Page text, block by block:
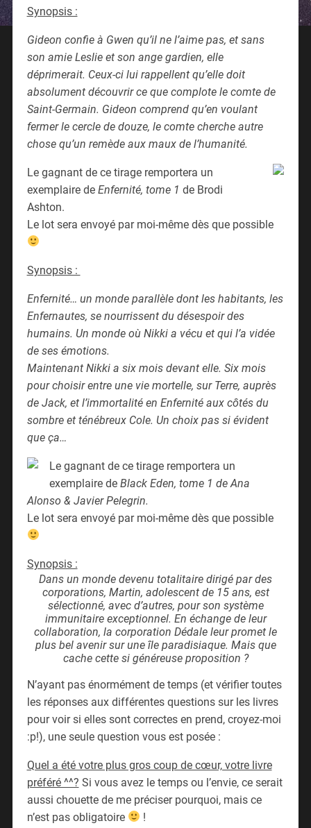
Synopsis :
Gideon confie à Gwen qu’il ne l’aime pas, et sans
son amie Leslie et son ange gardien, elle
déprimerait. Ceux-ci lui rappellent qu’elle doit
absolument découvrir ce que complote le comte de
Saint-Germain. Gideon comprend qu’en voulant
fermer le cercle de douze, le comte cherche autre
chose qu’un remède aux maux de l’humanité.
Le gagnant de ce tirage remportera un
exemplaire deEnfernité, tome 1 de Brodi
Ashton.
Le lot sera envoyé par moi-même dès que possible
Synopsis :
Enfernité… un monde parallèle dont les habitants, les
Enfernautes, se nourrissent du désespoir des
humains. Un monde où Nikki a vécu et qui l’a vidée
de ses émotions.
Maintenant Nikki a six mois devant elle. Six mois
pour choisir entre une vie mortelle, sur Terre, auprès
de Jack, et l’immortalité en Enfernité aux côtés du
sombre et ténébreux Cole. Un choix pas si évident
que ça…
Le gagnant de ce tirage remportera un
exemplaire de Black Eden, tome 1 de Ana
Alonso & Javier Pelegrin.
Le lot sera envoyé par moi-même dès que possible
Synopsis :
Dans un monde devenu totalitaire dirigé par des
corporations, Martin, adolescent de 15 ans, est
sélectionné, avec d’autres, pour son système
immunitaire exceptionnel. En échange de leur
collaboration, la corporation Dédale leur promet le
plus bel avenir sur une île paradisiaque. Mais que
cache cette si généreuse proposition ?
N’ayant pas énormément de temps (et vérifier toutes
les réponses aux différentes questions sur les livres
pour voir si elles sont correctes en prend, croyez-moi
:p!), une seule question vous est posée :
Quel a été votre plus gros coup de cœur, votre livre
préféré ^^? Si vous avez le temps ou l’envie, ce serait
aussi chouette de me préciser pourquoi, mais ce
n’est pas obligatoire
!